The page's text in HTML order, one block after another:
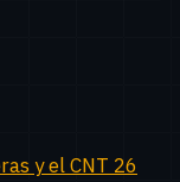
y el CNT 26